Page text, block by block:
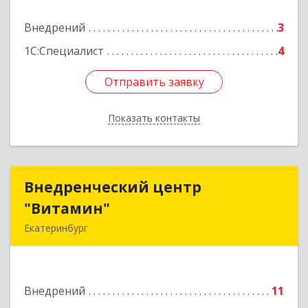
Внедрений
3
1С:Специалист
4
Отправить заявку
Показать контакты
Отправить заявку
Назад
Внедренческий центр
"Витамин"
Екатеринбург
Внедрений
11
Внедренческий центр
Подробнее